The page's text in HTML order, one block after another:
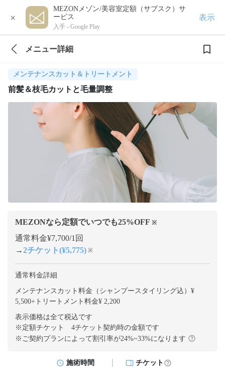
×
MEZONメゾン/美容室定額（サブスク）サ
ービス
入手 - Google Play
表示
メニュー詳細
メンテナンスカット＆トリートメント
前髪＆枝毛カットと毛量調整
MEZONなら定額でいつでも25%OFF ※
通常料金¥7,700/1回
→2チケット(¥5,775) ※
通常料金詳細
メンテナンスカット料金（シャンプースタイリング込）¥
5,500+ トリートメント料金¥ 2,200
表示価格は全て税込です
※定額チケット 4チケット契約時の金額です
※ご契約プランによって割引率が24%~33%になります
施術時間 チケット